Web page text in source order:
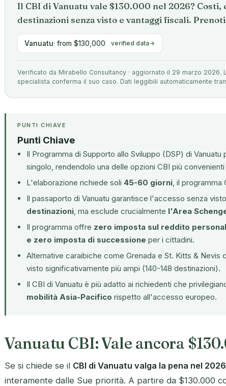
Il CBI di Vanuatu vale $130.000 nel 2026? Costi,
destinazioni senza visto e vantaggi fiscali.
Vanuatu· from $130,000 verified data
Verificato da Mirabello Consultancy · aggiornato il 29 marzo
specialista conferma il suo caso. Dati leggibili automaticamente
PUNTI CHIAVE
Punti Chiave
Il Programma di Supporto allo Sviluppo (DSP) di Vanuatu
singolo, rendendolo una delle opzioni CBI più
L'elaborazione richiede soli 45-60 giorni, il programma
Il passaporto di Vanuatu garantisce l'accesso senza
destinazioni, ma esclude crucialmente l'Area
Il programma offre zero imposta sul reddito
e zero imposta di successione per i cittadini.
Alternative caraibiche come Grenada e St. Kitts & Nevis
visto significativamente più ampi (140-148 destinazioni).
Il CBI di Vanuatu è più adatto ai richiedenti che
mobilità Asia-Pacifico rispetto all'accesso europeo.
Vanuatu CBI: Vale ancora
Se si chiede se il CBI di Vanuatu valga la pena nel 2026
interamente dalle Sue priorità. A partire da $130.000